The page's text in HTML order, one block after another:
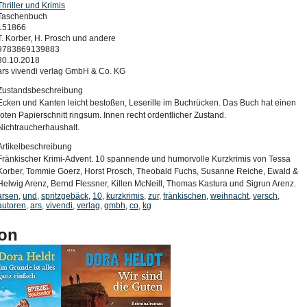
und Krimis
Korber, H. Prosch und andere
vivendi verlag GmbH & Co. KG
und Kanten leicht bestoßen, Leserille im Buchrücken. Das Buch hat einen
Papierschnitt ringsum. Innen recht ordentlicher Zustand.
Krimi-Advent. 10 spannende und humorvolle Kurzkrimis von Tessa
Tommie Goerz, Horst Prosch, Theobald Fuchs, Susanne Reiche, Ewald &
Arenz, Bernd Flessner, Killen McNeill, Thomas Kastura und Sigrun Arenz.
, und , spritzgebäck, 10, kurzkrimis, zur, fränkischen, weihnacht, versch,
, ars, vivendi, verlag, gmbh, co, kg